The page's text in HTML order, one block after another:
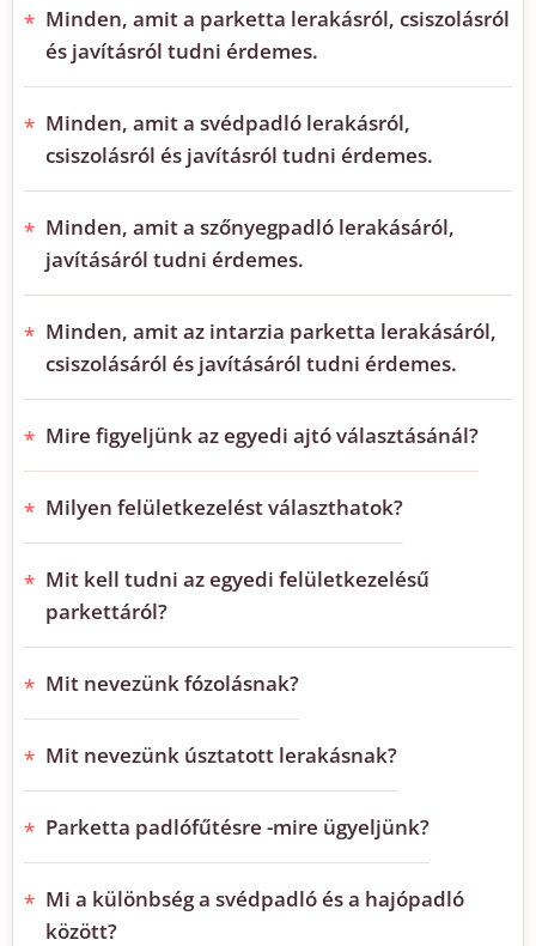
Minden, amit a parketta lerakásról, csiszolásról
és javításról tudni érdemes.
Minden, amit a svédpadló lerakásról,
csiszolásról és javításról tudni érdemes.
Minden, amit a szőnyegpadló lerakásáról,
javításáról tudni érdemes.
Minden, amit az intarzia parketta lerakásáról,
csiszolásáról és javításáról tudni érdemes.
Mire figyeljünk az egyedi ajtó választásánál?
Milyen felületkezelést választhatok?
Mit kell tudni az egyedi felületkezelésű
parkettáról?
Mit nevezünk fózolásnak?
Mit nevezünk úsztatott lerakásnak?
Parketta padlófűtésre -mire ügyeljünk?
Mi a különbség a svédpadló és a hajópadló
között?